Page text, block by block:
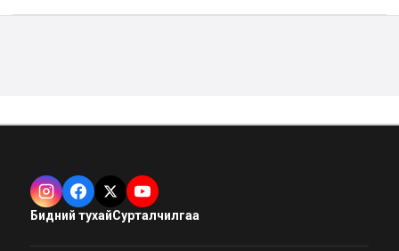
Бидний тухайСурталчилгаа